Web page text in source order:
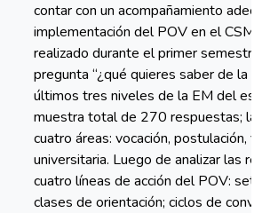
contar con un acompañamiento
implementación del POV en el
realizado durante el primer
pregunta “¿qué quieres saber de la
últimos tres niveles de la EM del
muestra total de 270 respuestas;
cuatro áreas: vocación, postulación,
universitaria. Luego de analizar las
cuatro líneas de acción del POV:
clases de orientación; ciclos de